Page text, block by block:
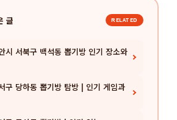
글 RELATED
시 서북구 백석동 뽑기방 인기 장소와
구 당하동 뽑기방 탐방 | 인기 게임과